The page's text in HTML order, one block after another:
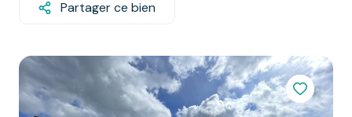
location
nous
Partager ce bien